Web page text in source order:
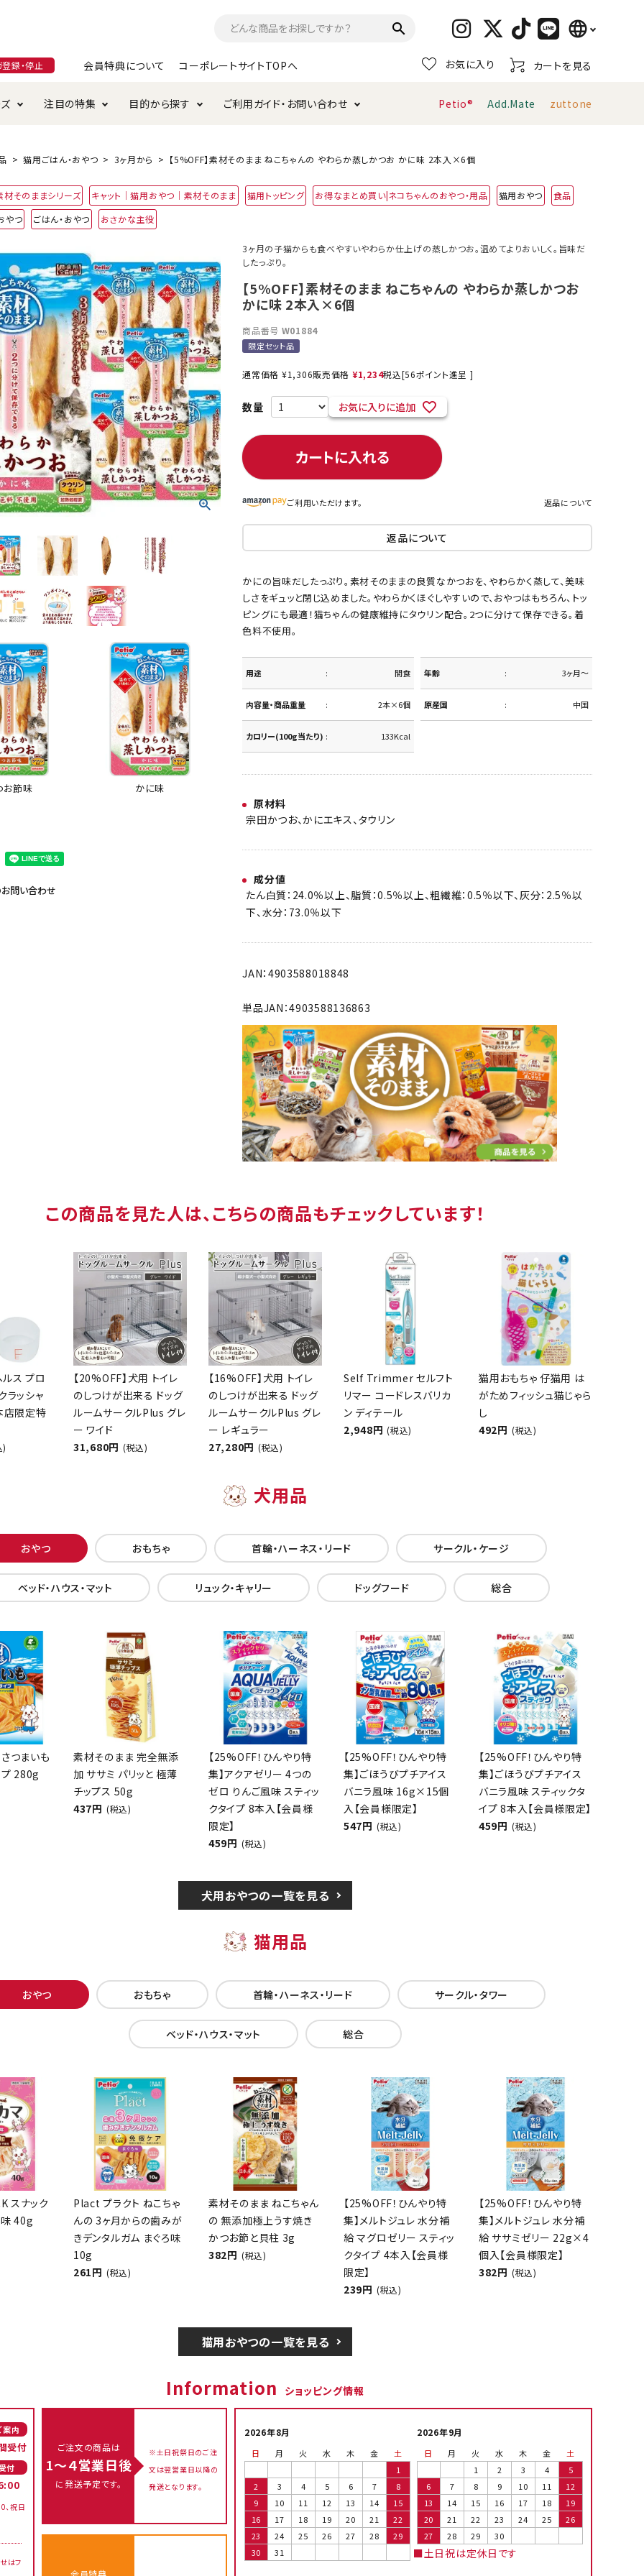
search language
日本語
English
録・停止 会員特典について コーポレートサイトTOPへ お気に入り カートを見る
お手入れ・ケア用品 トイレタリー・消臭剤
・ハウス・マット サークル・ケージ キャリーバッグ
服・ウェア
用品 替え・交換パーツ
れ・ケア用品 トイレタリー・消臭剤 猫砂
ル・ケージ・タワー キャリーバッグ おもちゃ
首輪・ハーネス
のまま 極上
注目の特集
特集 けりぐるみ特集 ペティオ公式アプリ
目的から探す
のグレインフリー
遊ぶ デンタルおもちゃ
元気草 夜のお散歩
中にオススメ まとめ買いでオトク！！
ご利用ガイド・お問い合わせ
典について ご注文方法について お支払い方法・配送について
インショップ利用規約
Petio® Add.Mate zuttone
猫用ごはん・おやつ 3ヶ月から 【5%OFF】素材そのまま ねこちゃんの やわらか蒸しかつお かに味 2本入×6個
材そのままシリーズ キャット｜猫用おやつ｜素材そのまま 猫用トッピング お得なまとめ買い|ネコちゃんのおやつ・用品 猫用おやつ
食品
やつ
ごはん・おやつ おさかな主役
お節味 かに味
問い合わせ
3ヶ月の子猫からも食べやすいやわらか仕上げの蒸しかつお。温めてよりおいしく。旨味だ
したっぷり。
【5%OFF】素材そのまま ねこちゃんの やわらか蒸しかつお
かに味 2本入×6個
商品番号 W01884
限定セット品
通常価格 ¥1,306販売価格 ¥1,234税込[56ポイント進呈 ]
お気に入りに追加
カートに入れる
ご利用いただけます。 返品について
返品について
かにの旨味だしたっぷり。素材そのままの良質なかつおを、やわらかく蒸して、美味
しさをギュッと閉じ込めました。やわらかくほぐしやすいので、おやつはもちろん、トッ
ピングにも最適！猫ちゃんの健康維持にタウリン配合。2つに分けて保存できる。着
色料不使用。
用途 間食 年齢 3ヶ月～
内容量・商品重量 2本×6個 原産国 中国
カロリー(100g当たり) 133Kcal
原材料
宗田かつお、かにエキス、タウリン
成分値
たん白質：24.0％以上、脂質：0.5％以上、粗繊維：0.5％以下、灰分：2.5％以
下、水分：73.0％以下
JAN：4903588018848
単品JAN：4903588136863
この商品を見た人は、こちらの商品もチェックしています！
ルス プロ
ラッシャ
店限定特
)
【20%OFF】犬用 トイレ
のしつけが出来る ドッグ
ルームサークルPlus グレ
ー ワイド
31,680円 (税込)
【16%OFF】犬用 トイレ
のしつけが出来る ドッグ
ルームサークルPlus グレ
ー レギュラー
27,280円 (税込)
Self Trimmer セルフト
リマー コードレスバリカ
ン ディテール
2,948円 (税込)
猫用おもちゃ 仔猫用 は
がためフィッシュ猫じゃら
し
492円 (税込)
犬用品
おやつ おもちゃ 首輪・ハーネス・リード サークル・ケージ
ベッド・ハウス・マット リュック・キャリー ドッグフード 総合
つまいも
プ 280g
素材そのまま 完全無添
加 ササミ パリッと 極薄
チップス 50g
437円 (税込)
【25%OFF！ひんやり特
集】アクアゼリー 4つの
ゼロ りんご風味 スティッ
クタイプ 8本入【会員様
限定】
459円 (税込)
【25%OFF！ひんやり特
集】ごほうびプチアイス
バニラ風味 16g×15個
入【会員様限定】
547円 (税込)
【25%OFF！ひんやり特
集】ごほうびプチアイス
バニラ風味 スティックタ
イプ 8本入【会員様限定】
459円 (税込)
犬用おやつの一覧を見る
猫用品
おやつ おもちゃ 首輪・ハーネス・リード サークル・タワー
ベッド・ハウス・マット 総合
スナック
40g
Plact プラクト ねこちゃ
んの 3ヶ月からの歯みが
きデンタルガム まぐろ味
10g
261円 (税込)
素材そのまま ねこちゃん
の 無添加極上うす焼き
かつお節と貝柱 3g
382円 (税込)
【25%OFF！ひんやり特
集】メルトジュレ 水分補
給 マグロゼリー スティッ
クタイプ 4本入【会員様
限定】
239円 (税込)
【25%OFF！ひんやり特
集】メルトジュレ 水分補
給 ササミゼリー 22g×4
個入【会員様限定】
382円 (税込)
猫用おやつの一覧を見る
Information ショッピング情報
案内
受付
付
祝日
はフ
ご注文の商品は
1～４営業日後
に発送予定です。
※土日祝祭日のご注
文は翌営業日以降の
発送となります。
2026年8月
日 月 火 水 木 金
土
1
2
3 4 5 6 7
8
9
10 11 12 13 14
15
16
17 18 19 20 21
22
23
24 25 26 27 28
29
30
31
2026年9月
日 月 火 水 木 金
土
1
2 3 4
5
6
7 8 9 10 11
12
13
14 15 16 17 18
19
20
21 22 23 24 25
26
27
28 29 30
■土日祝は定休日です